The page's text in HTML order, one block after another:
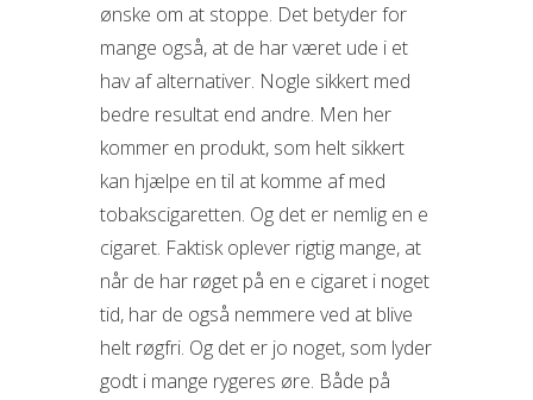
ønske om at stoppe. Det betyder for
mange også, at de har været ude i et
hav af alternativer. Nogle sikkert med
bedre resultat end andre. Men her
kommer en produkt, som helt sikkert
kan hjælpe en til at komme afmed
tobakscigaretten. Og det er nemlig en e
cigaret. Faktisk oplever rigtig mange, at
når de har røget på en e cigaret i noget
tid, har de også nemmere ved at blive
helt røgfri. Og det er jo noget, som lyder
godt i mange rygeres øre. Både på